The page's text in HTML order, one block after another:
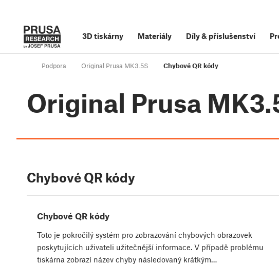
3D tiskárny Materiály Díly& příslušenství
Podpora Original Prusa MK3.5S Chybové QR kódy
Original Prusa
Chybové QR kódy
Chybové QR kódy
Toto je pokročilý systém pro zobrazování chybových obrazovek
poskytujících uživateli užitečnější informace. V případě problému
tiskárna zobrazí název chyby následovaný krátkým…